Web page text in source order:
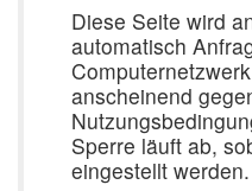
Diese Seite wird
automatisch
anscheinend
Sperre läuft ab,
eingestellt werden.